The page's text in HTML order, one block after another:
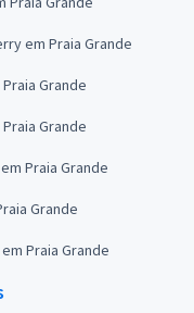
em Praia Grande
Grande
Grande
Praia Grande
Grande
Praia Grande